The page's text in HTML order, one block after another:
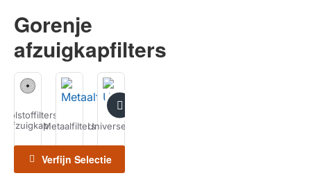
Gorenje
afzuigkapfilters
afzuigkapMetaalfiltersUniverseel
Verfijn Selectie